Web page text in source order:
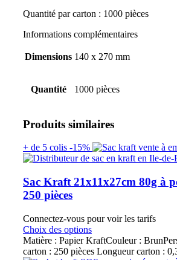
Quantité par carton : 1000 pièces
Informations complémentaires
Dimensions 140 x 270 mm
Quantité 1000 pièces
Produits similaires
+ de 5 colis -15%
Sac Kraft 21x11x27cm 80g à
250 pièces
Connectez-vous pour voir les tarifs
Choix des options
Matière : Papier KraftCouleur :
carton : 250 pièces Longueur carton :